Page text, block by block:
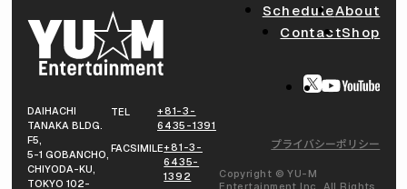
DAIHACHI
TANAKA BLDG.
F5,
5-1 GOBANCHO,
CHIYODA-KU,
TOKYO 102-
TEL
+81-3-
6435-1391
FACSIMILE+81-3-
6435-
1392
ScheduleAbout
ContactShop
プライバシーポリシー
Copyright © YU-M
Entertainment Inc. All Rights